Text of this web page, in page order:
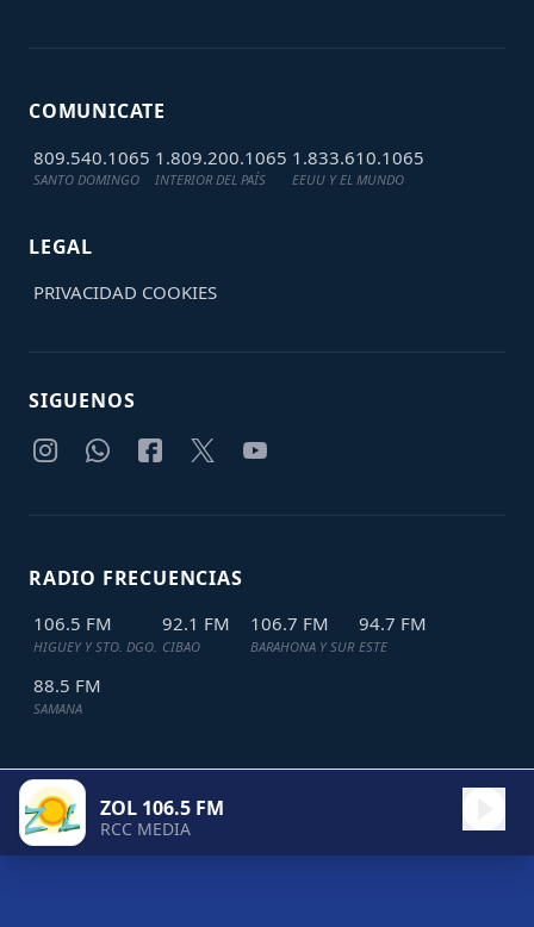
COMUNICATE
809.540.1065
SANTO DOMINGO
1.809.200.1065
INTERIOR DEL PAÍS
1.833.610.1065
EEUU Y EL MUNDO
LEGAL
PRIVACIDAD COOKIES
SIGUENOS
RADIO FRECUENCIAS
106.5 FM
HIGUEY Y STO. DGO.
92.1 FM
CIBAO
106.7 FM
BARAHONA Y SUR
94.7 FM
ESTE
88.5 FM
SAMANA
TODOS LOS DERECHOS RESERVADOS © 2024
ZOL 106.5 FM
RCC MEDIA